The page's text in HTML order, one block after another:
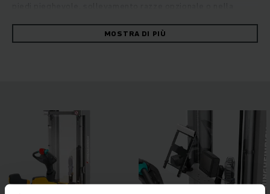
flessibilità. Grazie alla maggiore luce libera da terra, anche
le irregolarità del pavimento e le rampe non sono un
l’ERC è adatto anche per il trasporto di pallet chiusi o
trasversali. Il potente e preciso motore di sollevamento
consente un sollevamento e abbassamento delicati e
rispettosi di carichi fino ad altezze di sollevamento di 6
metri. Inoltre, sia il sistema a quattro ruote sia i sistemi di
assistenza opzionali come l’avviso di sovraccarico
operationCONTROL, garantiscono una maggiore sicurezza ed
MOSTRA DI PIÙ